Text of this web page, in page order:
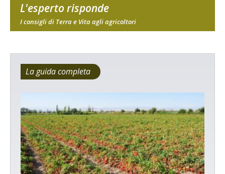
L'esperto risponde
I consigli di Terra e Vita agli agricoltori
La guida completa